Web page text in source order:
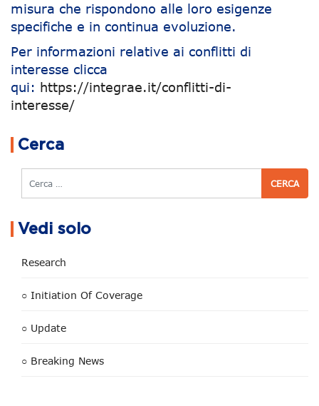
misura che rispondono alle loro esigenze
specifiche e in continua evoluzione.
Per informazioni relative ai conflitti di
interesse clicca
qui: https://integrae.it/conflitti-di-
interesse/
Cerca
Cerca
Vedi solo
Research
○ Initiation Of Coverage
○ Update
○ Breaking News